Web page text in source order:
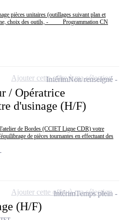
unitaires (outillages suivant plan et
choix des outils, - Programmation CN
/ Opératrice
d'usinage (H/F)
de Bordes (CCIET Ligne CDR) votre
de pièces tournantes en effectuant des
IntérimNon renseigné
Ajouter cette offre à ma sélection
(H/F)
IntérimTemps plein
Ajouter cette offre à ma sélection